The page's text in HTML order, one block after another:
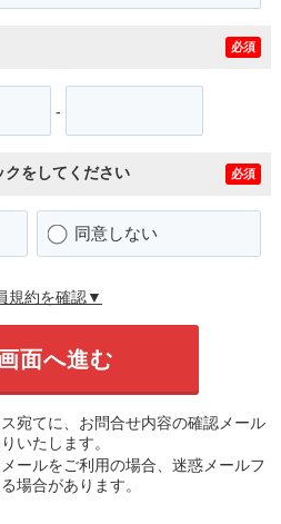
必須
-
をしてください 必須
同意しない
規約を確認▼
宛てに、お問合せ内容の確認メール
いたします。
ールをご利用の場合、迷惑メールフ
場合があります。